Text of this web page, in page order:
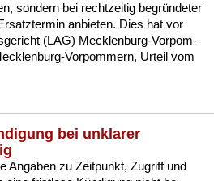
son­dern bei recht­zei­tig be­gründe­ter
an­bie­ten. Dies hat vor
(LAG) Meck­len­burg-Vor­pom­
Vor­pom­mern, Ur­teil vom
bei unklarer
An­ga­ben zu Zeit­punkt, Zu­griff und